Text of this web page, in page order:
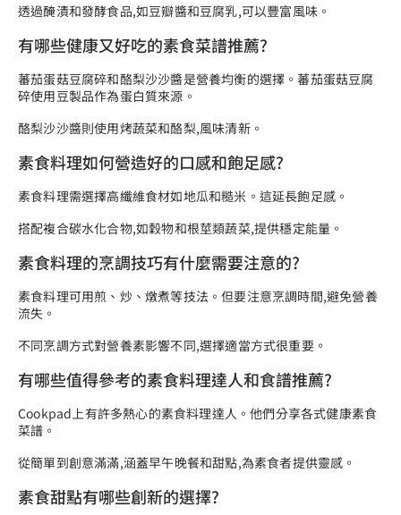
透過醃漬和發酵食品,如豆瓣醬和豆腐乳,可以豐富風味。
有哪些健康又好吃的素食菜譜推薦?
蕃茄蛋菇豆腐碎和酪梨沙沙醬是營養均衡的選擇。蕃茄蛋菇豆腐
碎使用豆製品作為蛋白質來源。
酪梨沙沙醬則使用烤蔬菜和酪梨,風味清新。
素食料理如何營造好的口感和飽足感?
素食料理需選擇高纖維食材如地瓜和糙米。這延長飽足感。
搭配複合碳水化合物,如穀物和根莖類蔬菜,提供穩定能量。
素食料理的烹調技巧有什麼需要注意的?
素食料理可用煎、炒、燉煮等技法。但要注意烹調時間,避免營養
流失。
不同烹調方式對營養素影響不同,選擇適當方式很重要。
有哪些值得參考的素食料理達人和食譜推薦?
Cookpad上有許多熱心的素食料理達人。他們分享各式健康素食
菜譜。
從簡單到創意滿滿,涵蓋早午晚餐和甜點,為素食者提供靈感。
素食甜點有哪些創新的選擇?